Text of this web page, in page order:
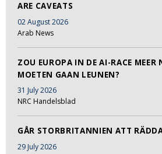
ARE CAVEATS
02 August 2026
Arab News
ZOU EUROPA IN DE AI-RACE MEER
MOETEN GAAN LEUNEN?
31 July 2026
NRC Handelsblad
GÅR STORBRITANNIEN ATT
29 July 2026